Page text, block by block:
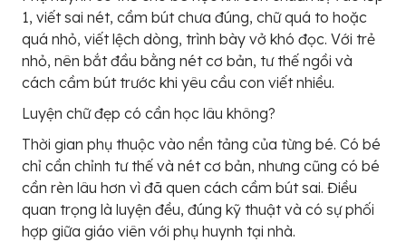
1, viết sai nét, cầm bút chưa đúng, chữ quá to hoặc
quá nhỏ, viết lệch dòng, trình bày vở khó đọc. Với trẻ
nhỏ, nên bắt đầu bằng nét cơ bản, tư thế ngồi và
cách cầm bút trước khi yêu cầu con viết nhiều.
Luyện chữ đẹp có cần học lâu không?
Thời gian phụ thuộc vào nền tảng của từng bé. Có bé
chỉ cần chỉnh tư thế và nét cơ bản, nhưng cũng có bé
cần rèn lâu hơn vì đã quen cách cầm bút sai. Điều
quan trọng là luyện đều, đúng kỹ thuật và có sự phối
hợp giữa giáo viên với phụ huynh tại nhà.